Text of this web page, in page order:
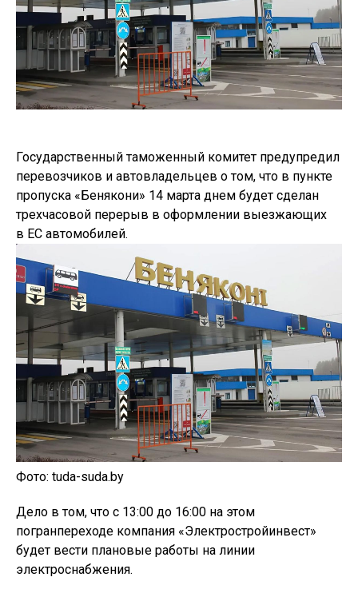
Государственный таможенный комитет предупредил
перевозчиков и автовладельцев о том, что в пункте
пропуска «Бенякони» 14 марта днем будет сделан
трехчасовой перерыв в оформлении выезжающих
в ЕС автомобилей.
Фото: tuda-suda.by
Дело в том, что с 13:00 до 16:00 на этом
погранпереходе компания «Электростройинвест»
будет вести плановые работы на линии
электроснабжения.